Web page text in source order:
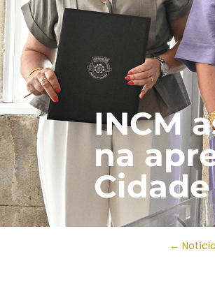
INCM
na
←